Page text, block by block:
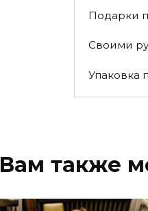
Подарки
Своими
Упаковка
Вам также